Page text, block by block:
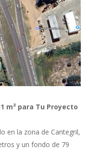
m² para Tu Proyecto
en la zona de Cantegril,
y un fondo de 79